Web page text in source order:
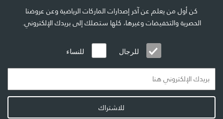
كن أول من يعلم عن آخر إصدارات الماركات الرياضية وعن عروضنا
الحصرية والتخفيضات وغيرها، كلها ستصلك إلى بريدك الإلكتروني.
للرجال للنساء
للاشتراك